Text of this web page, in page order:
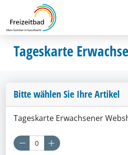
Tageskarte
Bitte wählen Sie Ihre Artikel
Tageskarte Erwachsener